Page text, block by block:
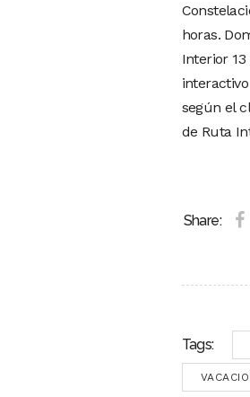
horas.
Interior
según el
de Ruta
Share:
Tags: